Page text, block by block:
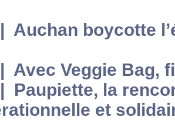
| Auchan boycotte
| Avec Veggie Bag,
| Paupiette, la
et